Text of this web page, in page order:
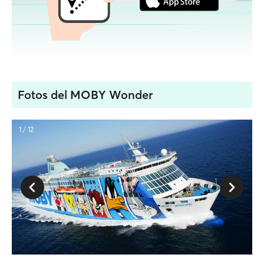
Fotos del MOBY Wonder
1 / 12